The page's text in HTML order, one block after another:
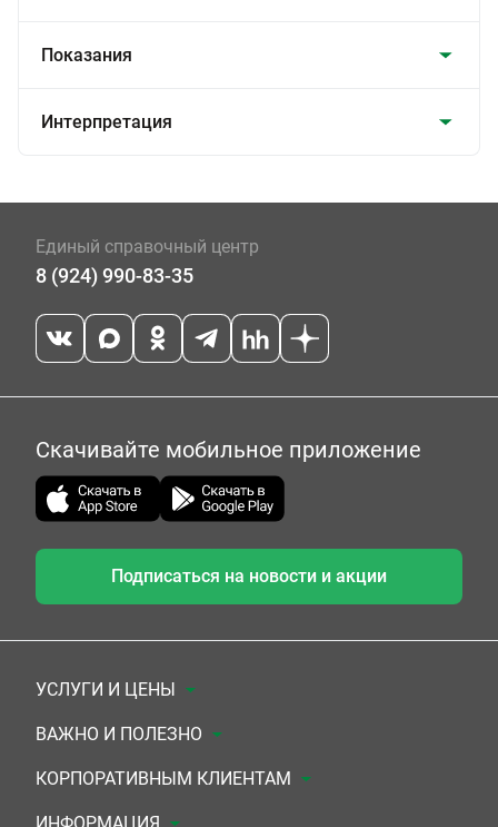
Показания
Интерпретация
Единый справочный центр
8 (924) 990-83-35
Скачивайте мобильное приложение
Подписаться на новости и акции
УСЛУГИ И ЦЕНЫ
Анализы
Комплексы
ВАЖНО И ПОЛЕЗНО
Документы для заключения договора
КОРПОРАТИВНЫМ КЛИЕНТАМ